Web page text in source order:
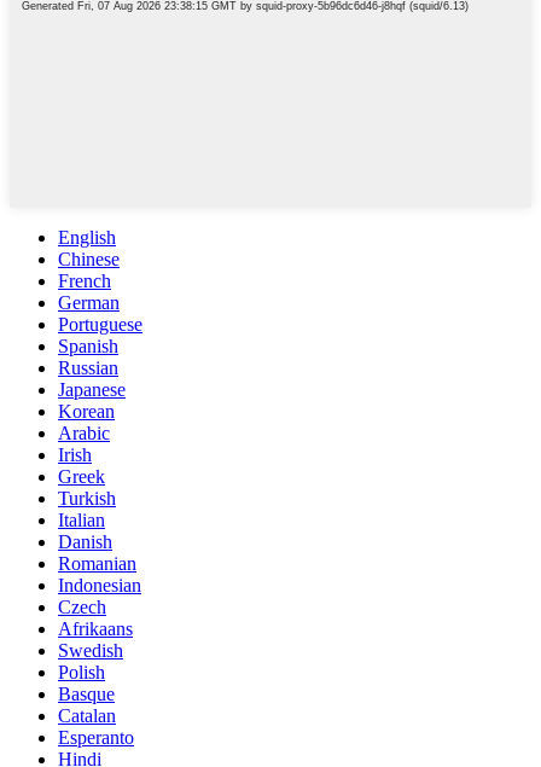
English
Chinese
French
German
Portuguese
Spanish
Russian
Japanese
Korean
Arabic
Irish
Greek
Turkish
Italian
Danish
Romanian
Indonesian
Czech
Afrikaans
Swedish
Polish
Basque
Catalan
Esperanto
Hindi